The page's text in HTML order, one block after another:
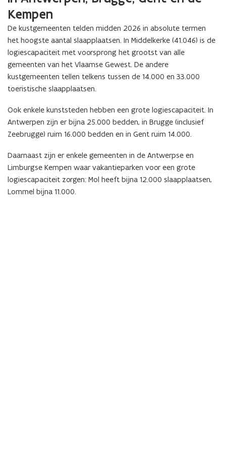
Kempen
De kustgemeenten telden midden 2026 in absolute termen
het hoogste aantal slaapplaatsen. In Middelkerke (41.046) is de
logiescapaciteit met voorsprong het grootst van alle
gemeenten van het Vlaamse Gewest. De andere
kustgemeenten tellen telkens tussen de 14.000 en 33.000
toeristische slaapplaatsen.
Ook enkele kunststeden hebben een grote logiescapaciteit. In
Antwerpen zijn er bijna 25.000 bedden, in Brugge (inclusief
Zeebrugge) ruim 16.000 bedden en in Gent ruim 14.000.
Daarnaast zijn er enkele gemeenten in de Antwerpse en
Limburgse Kempen waar vakantieparken voor een grote
logiescapaciteit zorgen: Mol heeft bijna 12.000 slaapplaatsen,
Lommel bijna 11.000.